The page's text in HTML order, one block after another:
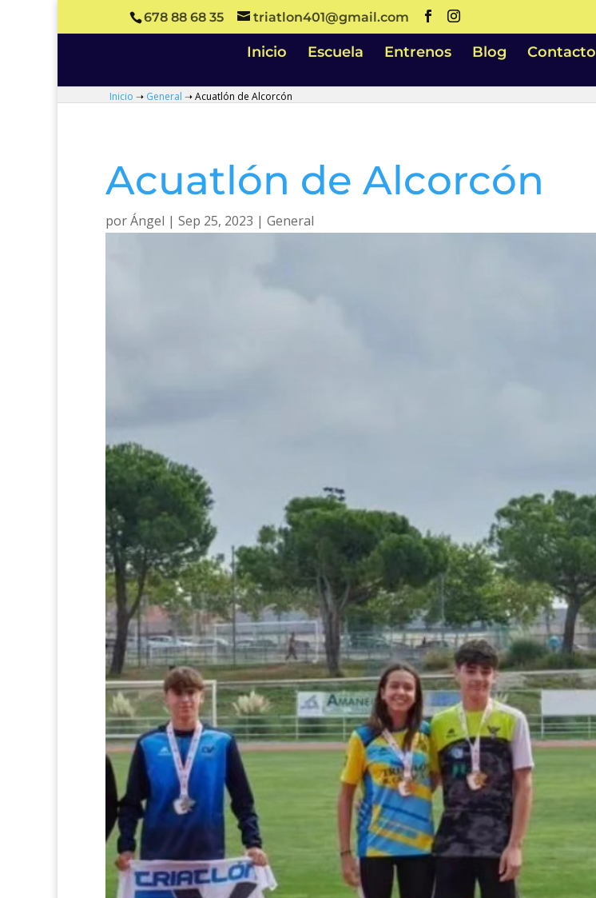
678 88 68 35 triatlon401@gmail.com
Inicio Escuela Entrenos Blog Contacto
Inicio ➝ General ➝Acuatlón de Alcorcón
Acuatlón de Alcorcón
porÁngel | Sep 25, 2023 | General